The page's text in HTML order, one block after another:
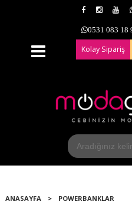
0531 083 18
Kolay Sipariş
ANASAYFA > POWERBANKLAR